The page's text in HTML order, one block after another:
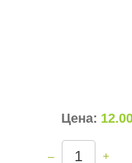
Цена:
– +